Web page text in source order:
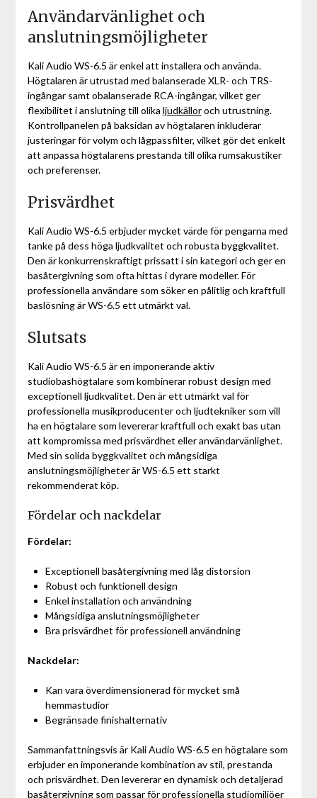
Användarvänlighet och
anslutningsmöjligheter
Kali Audio WS-6.5 är enkel att installera och använda.
Högtalaren är utrustad med balanserade XLR- och TRS-
ingångar samt obalanserade RCA-ingångar, vilket ger
flexibilitet i anslutning till olika ljudkälloroch utrustning.
Kontrollpanelen på baksidan av högtalaren inkluderar
justeringar för volym och lågpassfilter, vilket gör det enkelt
att anpassa högtalarens prestanda till olika rumsakustiker
och preferenser.
Prisvärdhet
Kali Audio WS-6.5 erbjuder mycket värde för pengarna med
tanke på dess höga ljudkvalitet och robusta byggkvalitet.
Den är konkurrenskraftigt prissatt i sin kategori och ger en
basåtergivning som ofta hittas i dyrare modeller. För
professionella användare som söker en pålitlig och kraftfull
baslösning är WS-6.5 ett utmärkt val.
Slutsats
Kali Audio WS-6.5 är en imponerande aktiv
studiobashögtalare som kombinerar robust design med
exceptionell ljudkvalitet. Den är ett utmärkt val för
professionella musikproducenter och ljudtekniker som vill
ha en högtalare som levererar kraftfull och exakt bas utan
att kompromissa med prisvärdhet eller användarvänlighet.
Med sin solida byggkvalitet och mångsidiga
anslutningsmöjligheter är WS-6.5 ett starkt
rekommenderat köp.
Fördelar och nackdelar
Fördelar:
Exceptionell basåtergivning med låg distorsion
Robust och funktionell design
Enkel installation och användning
Mångsidiga anslutningsmöjligheter
Bra prisvärdhet för professionell användning
Nackdelar:
Kan vara överdimensionerad för mycket små
hemmastudior
Begränsade finishalternativ
Sammanfattningsvis är Kali Audio WS-6.5 en högtalare som
erbjuder en imponerande kombination av stil, prestanda
och prisvärdhet. Den levererar en dynamisk och detaljerad
basåtergivning som passar för professionella studiomiljöer